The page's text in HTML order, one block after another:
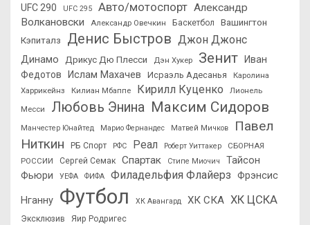
UFC 290 UFC 295 Авто/мотоспорт Александр
Волкановски
Александр Овечкин Баскетбол
Вашингтон
Кэпиталз
Денис Быстров Джон Джонс
Динамо Дрикус Дю Плесси Дэн Хукер Зенит
Иван
Федотов
Ислам Махачев Исраэль Адесанья
Каролина
Харрикейнз
Килиан Мбаппе Кирилл Куценко
Лионель
Месси
Любовь Энина Максим Сидоров
Манчестер Юнайтед Марио Фернандес Матвей Мичков
Павел
Ниткин
РБ Спорт РФС Реал Роберт Уиттакер
СБОРНАЯ
РОССИИ
Сергей Семак Спартак Стипе Миочич
Тайсон
Фьюри
УЕФА ФИФА Филадельфия Флайерз Фрэнсис
Нганну Футбол ХК Авангард ХК СКА ХК ЦСКА
Эксклюзив Яир Родригес